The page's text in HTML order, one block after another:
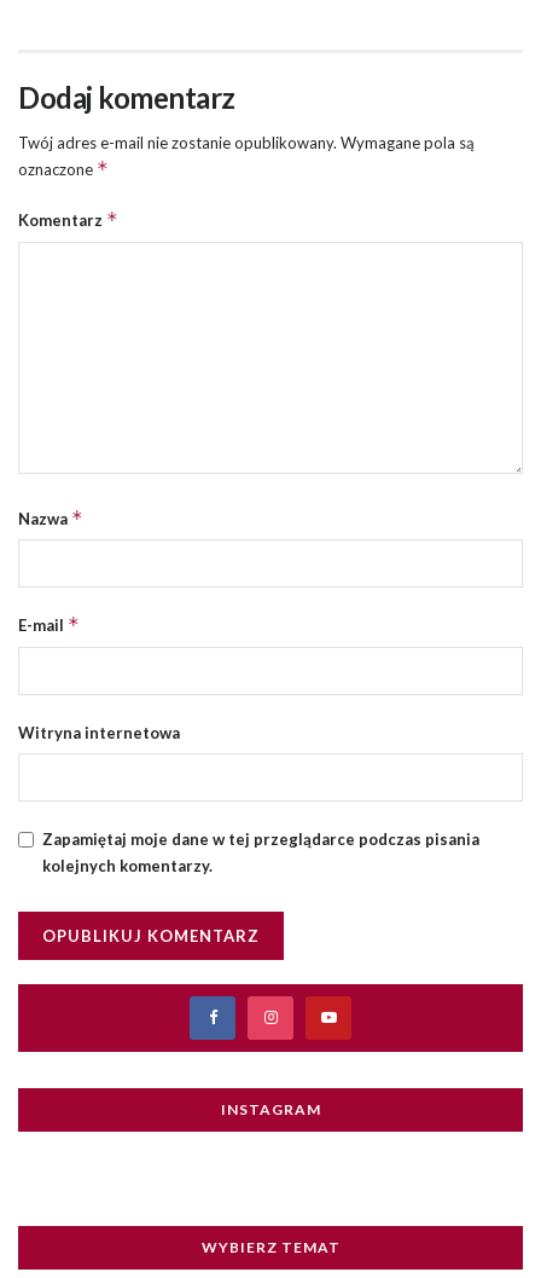
Dodaj komentarz
Twój adres e-mail nie zostanie opublikowany. Wymagane pola są
oznaczone *
Komentarz *
Nazwa *
E-mail *
Witryna internetowa
Zapamiętaj moje dane w tej przeglądarce podczas pisania
kolejnych komentarzy.
INSTAGRAM
WYBIERZ TEMAT